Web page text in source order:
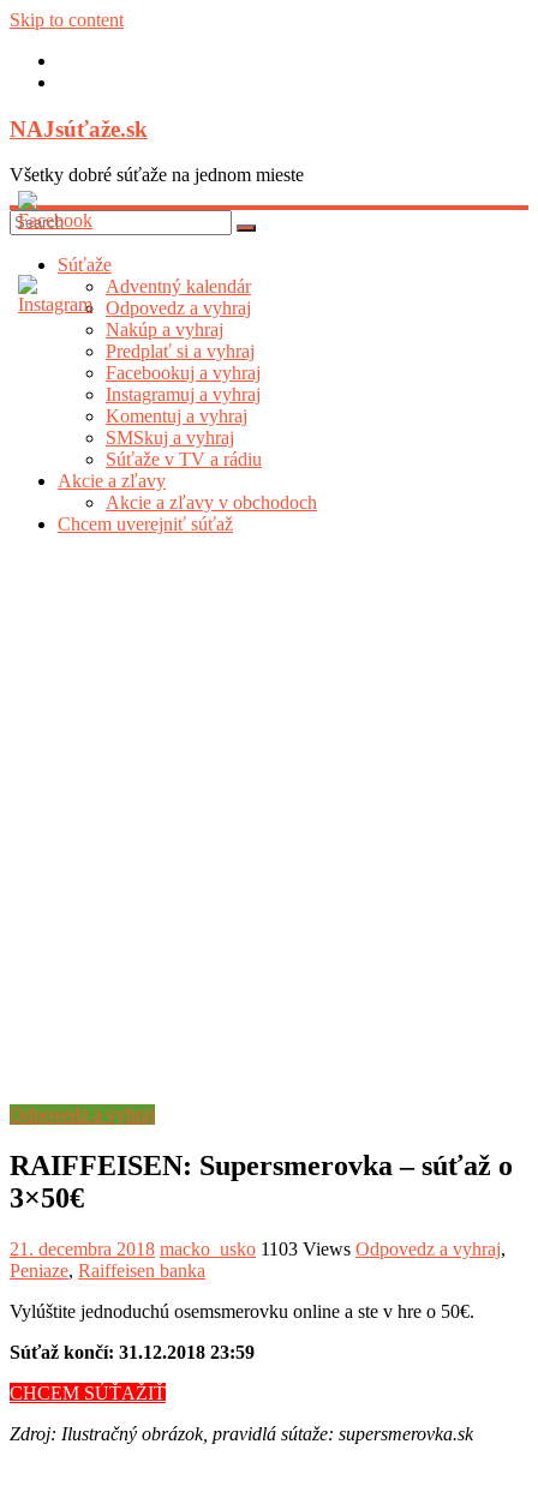
Skip to content
NAJsúťaže.sk
Všetky dobré súťaže na jednom mieste
Súťaže
Adventný kalendár
Odpovedz a vyhraj
Nakúp a vyhraj
Predplať si a vyhraj
Facebookuj a vyhraj
Instagramuj a vyhraj
Komentuj a vyhraj
SMSkuj a vyhraj
Súťaže v TV a rádiu
Akcie a zľavy
Akcie a zľavy v obchodoch
Chcem uverejniť súťaž
Odpovedz a vyhraj
RAIFFEISEN: Supersmerovka – súťaž o
3×50€
21. decembra 2018 macko_usko 1103 Views Odpovedz a vyhraj,
Peniaze, Raiffeisen banka
Vylúštite jednoduchú osemsmerovku online a ste v hre o 50€.
Súťaž končí: 31.12.2018 23:59
CHCEM SÚŤAŽIŤ
Zdroj: Ilustračný obrázok, pravidlá sútaže: supersmerovka.sk